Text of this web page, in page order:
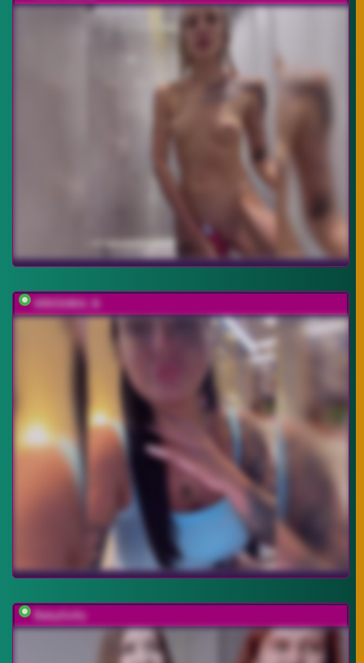
KROSHKA_N
BabyGolly